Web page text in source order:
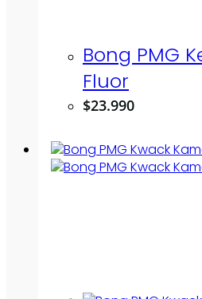
Bong PMG
Fluor
$23.990